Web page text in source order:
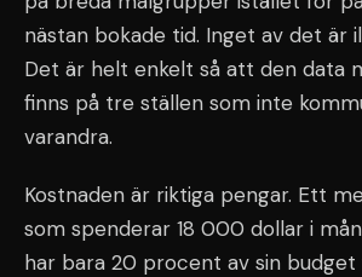
nästan bokade tid. Inget av det är
Det är helt enkelt så att den data
finns på tre ställen som inte
varandra.
Kostnaden är riktiga pengar. Ett
som spenderar 18 000 dollar i
har bara 20 procent av sin